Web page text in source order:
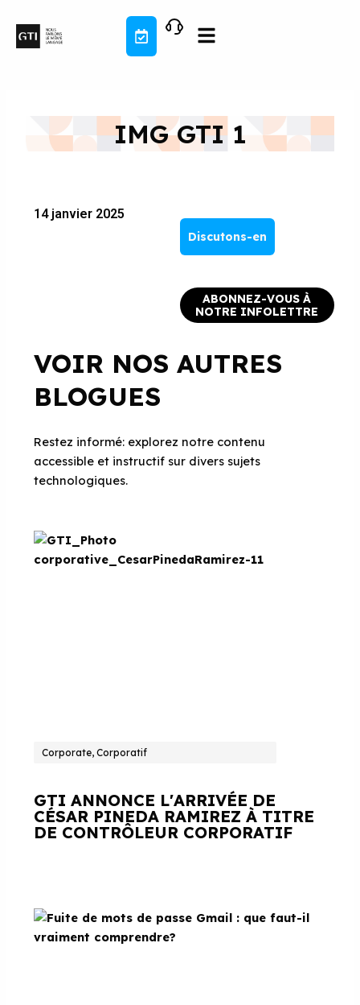
contenu
IMG GTI 1
14 janvier 2025
Discutons-en
ABONNEZ-VOUS À
NOTRE INFOLETTRE
VOIR NOS AUTRES
BLOGUES
Restez informé: explorez notre contenu
accessible et instructif sur divers sujets
technologiques.
Corporate, Corporatif
GTI ANNONCE L'ARRIVÉE DE
CÉSAR PINEDA RAMIREZ À TITRE
DE CONTRÔLEUR CORPORATIF